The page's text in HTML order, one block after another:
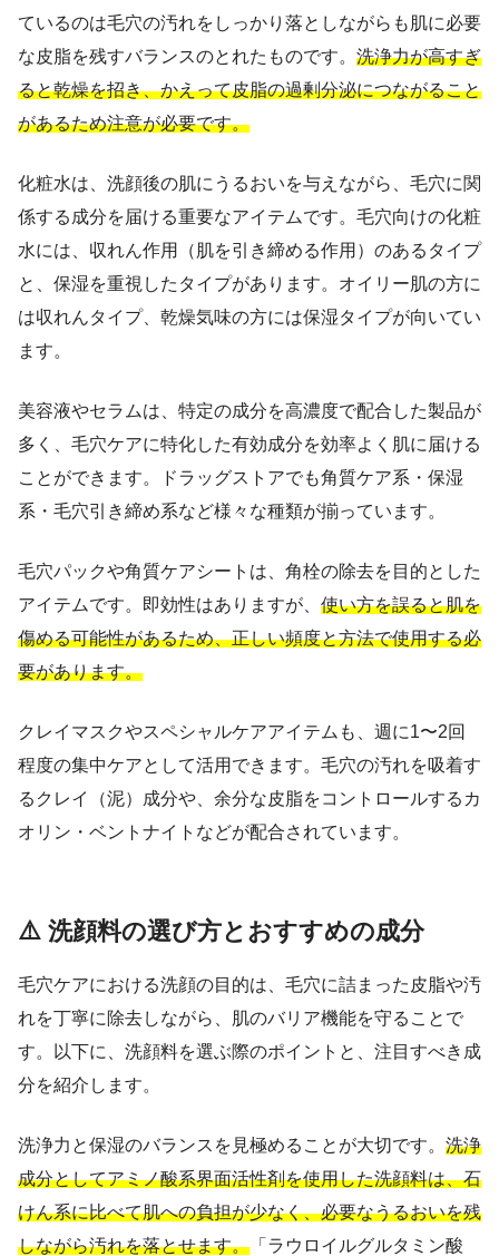
ているのは毛穴の汚れをしっかり落としながらも肌に必要
な皮脂を残すバランスのとれたものです。 洗浄力が高すぎ
ると乾燥を招き、かえって皮脂の過剰分泌につながること
があるため注意が必要です。
化粧水は、洗顔後の肌にうるおいを与えながら、毛穴に関
係する成分を届ける重要なアイテムです。毛穴向けの化粧
水には、収れん作用（肌を引き締める作用）のあるタイプ
と、保湿を重視したタイプがあります。オイリー肌の方に
は収れんタイプ、乾燥気味の方には保湿タイプが向いてい
ます。
美容液やセラムは、特定の成分を高濃度で配合した製品が
多く、毛穴ケアに特化した有効成分を効率よく肌に届ける
ことができます。ドラッグストアでも角質ケア系・保湿
系・毛穴引き締め系など様々な種類が揃っています。
毛穴パックや角質ケアシートは、角栓の除去を目的とした
アイテムです。即効性はありますが、 使い方を誤ると肌を
傷める可能性があるため、正しい頻度と方法で使用する必
要があります。
クレイマスクやスペシャルケアアイテムも、週に1〜2回
程度の集中ケアとして活用できます。毛穴の汚れを吸着す
るクレイ（泥）成分や、余分な皮脂をコントロールするカ
オリン・ベントナイトなどが配合されています。
⚠️ 洗顔料の選び方とおすすめの成分
毛穴ケアにおける洗顔の目的は、毛穴に詰まった皮脂や汚
れを丁寧に除去しながら、肌のバリア機能を守ることで
す。以下に、洗顔料を選ぶ際のポイントと、注目すべき成
分を紹介します。
洗浄力と保湿のバランスを見極めることが大切です。 洗浄
成分としてアミノ酸系界面活性剤を使用した洗顔料は、石
けん系に比べて肌への負担が少なく、必要なうるおいを残
しながら汚れを落とせます。 「ラウロイルグルタミン酸